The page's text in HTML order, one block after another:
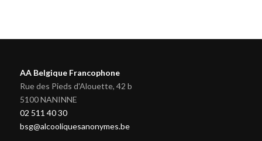
AA Belgique Francophone
Rue des Pieds d'Alouette, 42 b
5100 NANINNE
02 511 40 30
bsg@alcooliquesanonymes.be